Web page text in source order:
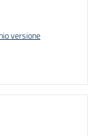
versione